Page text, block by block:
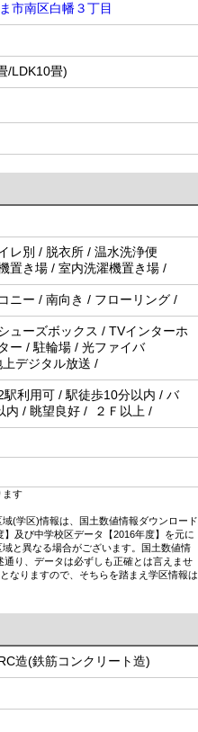
市南区白幡３丁目
/LDK10畳)
レ別 / 脱衣所 / 温水洗浄便
置き場 / 室内洗濯機置き場 /
ニー / 南向き / フローリング /
ューズボックス / TVインターホ
ー / 駐輪場 / 光ファイバ
デジタル放送 /
駅利用可 / 駅徒歩10分以内 / バ
内 / 眺望良好 / ２Ｆ以上 /
ます
(学区)情報は、国土数値情報ダウンロード
及び中学校区データ【2016年度】を元に
と異なる場合がございます。国土数値情
り、データは必ずしも正確とは言えませ
なりますので、そちらを踏まえ学区情報は
造(鉄筋コンクリート造)